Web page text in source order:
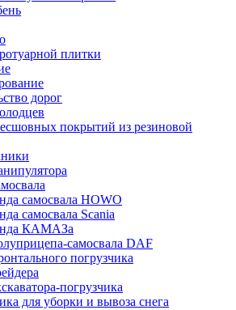
плитки
дорог
покрытий из резиновой
самосвала HOWO
самосвала Scania
КАМАЗа
самосвала DAF
погрузчика
погрузчика
для уборки и вывоза снега